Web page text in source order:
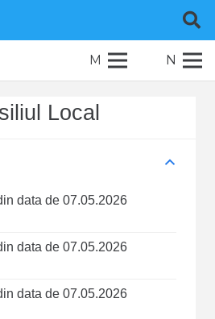
M N
Local
data de 07.05.2026
data de 07.05.2026
data de 07.05.2026